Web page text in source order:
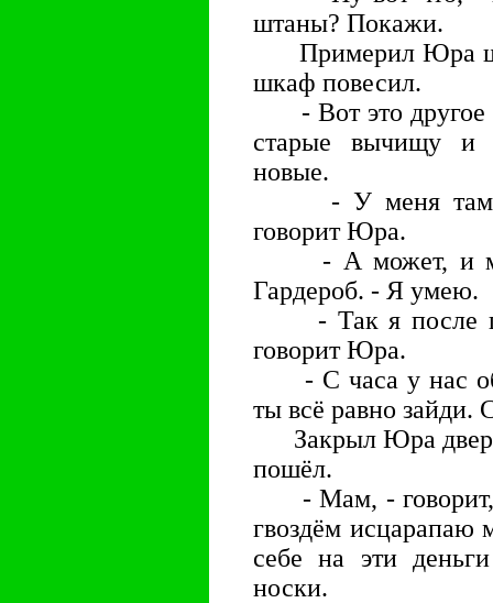
штаны? Покажи.
Примерил Юра
шкаф повесил.
- Вот это другое
старые вычищу и
новые.
- У меня там
говорит Юра.
- А может, и
Гардероб. - Я умею.
- Так я после
говорит Юра.
- С часа у нас
ты всё равно зайди.
Закрыл Юра
пошёл.
- Мам, - говорит,
гвоздём
себе на эти
носки.